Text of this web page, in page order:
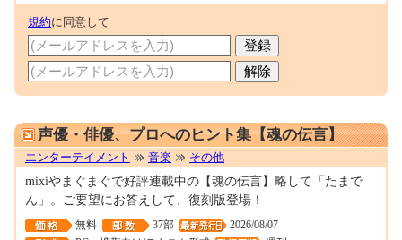
規約に同意して
声優・俳優、プロへのヒント集【魂の伝言】
エンターテイメント 音楽 その他
mixiやまぐまぐで好評連載中の【魂の伝言】略して「たまで
ん」。ご要望にお答えして、復刻版登場！
無料 37部
2026/08/07